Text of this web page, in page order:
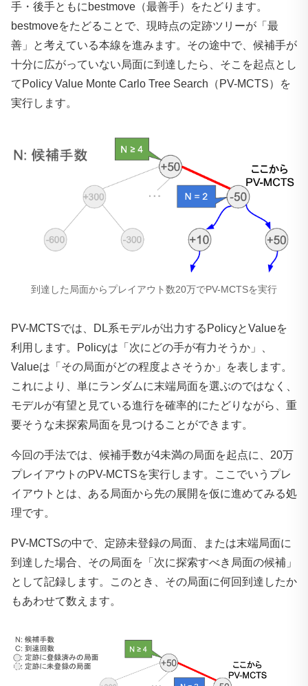
手・後手ともにbestmove（最善手）をたどります。
bestmoveをたどることで、現時点の定跡ツリーが「最
善」と考えている本線を進みます。その途中で、候補手が
十分に広がっていない局面に到達したら、そこを起点とし
てPolicy Value Monte Carlo Tree Search（PV-MCTS）を
実行します。
到達した局面からプレイアウト数20万でPV-MCTSを実行
PV-MCTSでは、DL系モデルが出力するPolicyとValueを
利用します。Policyは「次にどの手が有力そうか」、
Valueは「その局面がどの程度よさそうか」を表します。
これにより、単にランダムに末端局面を選ぶのではなく、
モデルが有望と見ている進行を確率的にたどりながら、重
要そうな未探索局面を見つけることができます。
今回の手法では、候補手数が4未満の局面を起点に、20万
プレイアウトのPV-MCTSを実行します。ここでいうプレ
イアウトとは、ある局面から先の展開を仮に進めてみる処
理です。
PV-MCTSの中で、定跡未登録の局面、または末端局面に
到達した場合、その局面を「次に探索すべき局面の候補」
として記録します。このとき、その局面に何回到達したか
もあわせて数えます。